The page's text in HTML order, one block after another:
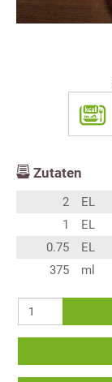
Zutaten
2 EL
1
EL
0.75
EL
375
ml